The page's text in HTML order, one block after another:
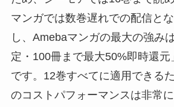
マンガでは数巻遅れでの配信と
し、Amebaマンガの最大の強み
定・100冊まで最大50%即時還
です。12巻すべてに適用できる
のコストパフォーマンスは非常